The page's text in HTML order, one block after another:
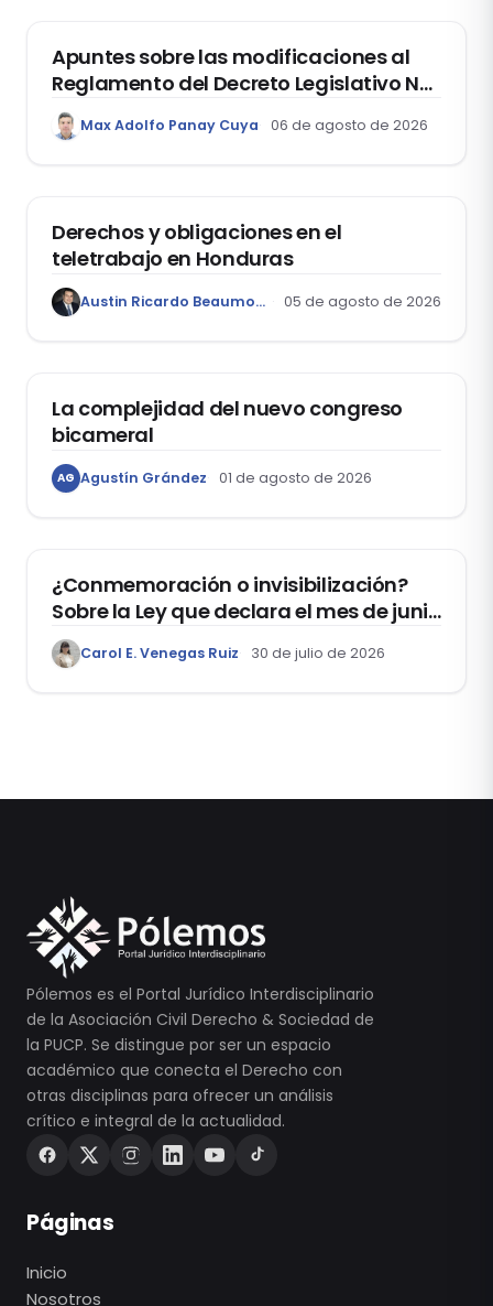
Apuntes sobre las modificaciones al
Reglamento del Decreto Legislativo Nº
1400, que aprueba el Régimen de
Garantía Mobiliaria
Max Adolfo Panay Cuya 06 de agosto de 2026
Derechos y obligaciones en el
teletrabajo en Honduras
Austin Ricardo Beaumont Rivera 05 de agosto de 2026
La complejidad del nuevo congreso
bicameral
AG Agustín Grández 01 de agosto de 2026
¿Conmemoración o invisibilización?
Sobre la Ley que declara el mes de junio
como el “Mes de la Vida y la Familia”
Carol E. Venegas Ruiz 30 de julio de 2026
Pólemos es el Portal Jurídico Interdisciplinario
de la Asociación Civil Derecho & Sociedad de
la PUCP. Se distingue por ser un espacio
académico que conecta el Derecho con
otras disciplinas para ofrecer un análisis
crítico e integral de la actualidad.
Páginas
Inicio
Nosotros